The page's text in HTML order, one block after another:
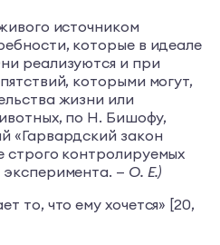
источником
которые в идеале
реализуются и при
которыми могут,
жизни или
по Н. Бишофу,
«Гарвардский закон
строго контролируемых
— О. Е.)
то, что ему хочется» [20,